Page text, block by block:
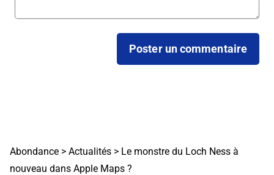
Abondance > Actualités > Le monstre du Loch Ness à
nouveau dans Apple Maps ?